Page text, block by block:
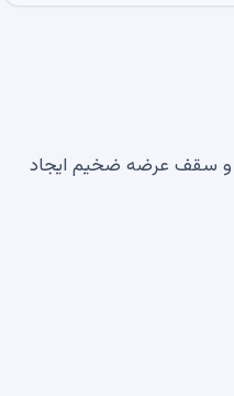
و سقف عرضه ضخیم ایجاد